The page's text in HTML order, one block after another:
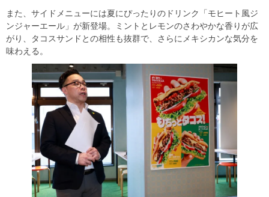
また、サイドメニューには夏にぴったりのドリンク「モヒート風ジ
ンジャーエール」が新登場。ミントとレモンのさわやかな香りが広
がり、タコスサンドとの相性も抜群で、さらにメキシカンな気分を
味わえる。